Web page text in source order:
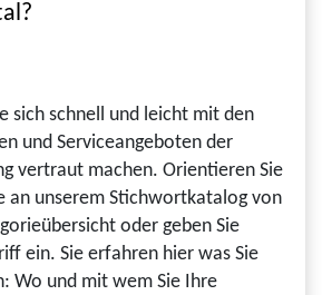
sich schnell und leicht mit den
und Serviceangeboten der
vertraut machen. Orientieren Sie
an unserem Stichwortkatalog von
oder geben Sie
ein. Sie erfahren hier was Sie
Wo und mit wem Sie Ihre